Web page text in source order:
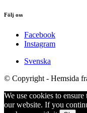
Följ oss
Facebook
Instagram
Svenska
© Copyright - Hemsida
We use cookies to
our website. If you